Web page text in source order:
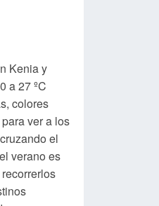
Kenia y
a 27 ºC
colores
ver a los
el
verano es